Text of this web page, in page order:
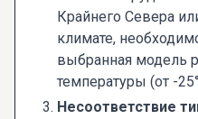
Крайнего Севера
климате,
выбранная модель
температуры (от -
Несоответствие